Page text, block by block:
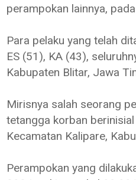
perampokan lainnya,
Para pelaku yang telah
ES (51), KA (43),
Kabupaten Blitar, Jawa
Mirisnya salah seorang
tetangga korban
Kecamatan Kalipare,
Perampokan yang